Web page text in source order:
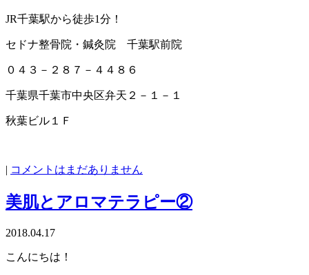
JR千葉駅から徒歩1分！
セドナ整骨院・鍼灸院 千葉駅前院
０４３－２８７－４４８６
千葉県千葉市中央区弁天２－１－１
秋葉ビル１Ｆ
| コメントはまだありません
美肌とアロマテラピー②
2018.04.17
こんにちは！